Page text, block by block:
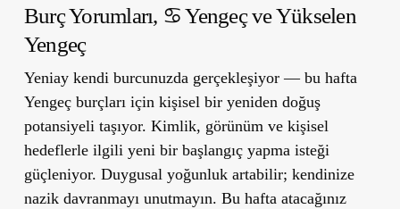
Burç Yorumları, ♋ Yengeç ve Yükselen
Yengeç
Yeniay kendi burcunuzda gerçekleşiyor — bu hafta
Yengeç burçları için kişisel bir yeniden doğuş
potansiyeli taşıyor. Kimlik, görünüm ve kişisel
hedeflerle ilgili yeni bir başlangıç yapma isteği
güçleniyor. Duygusal yoğunluk artabilir; kendinize
nazik davranmayı unutmayın. Bu hafta atacağınız